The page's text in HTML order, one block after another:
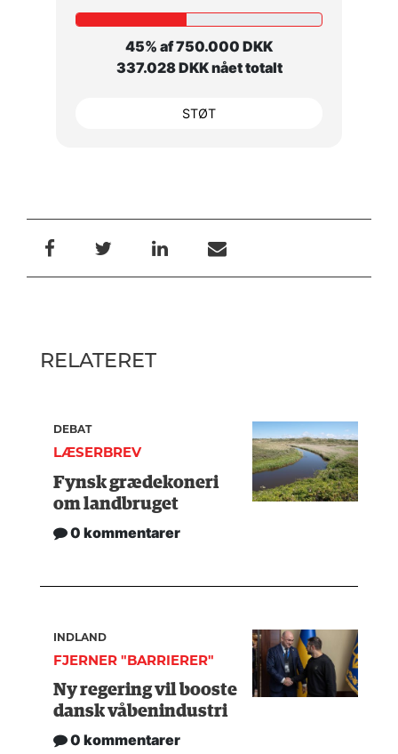
45% af 750.000 DKK
337.028 DKK nået totalt
STØT
RELATERET
DEBAT
LÆSERBREV
Fynsk grædekoneri
om landbruget
0 kommentarer
INDLAND
FJERNER "BARRIERER"
Ny regering vil booste
dansk våbenindustri
0 kommentarer